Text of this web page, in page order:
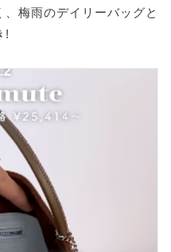
梅雨のデイリーバッグと
!